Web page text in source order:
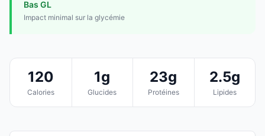
Bas GL
Impact minimal sur la glycémie
120
Calories
1g
Glucides
23g
Protéines
2.5g
Lipides